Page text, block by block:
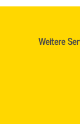
Weitere